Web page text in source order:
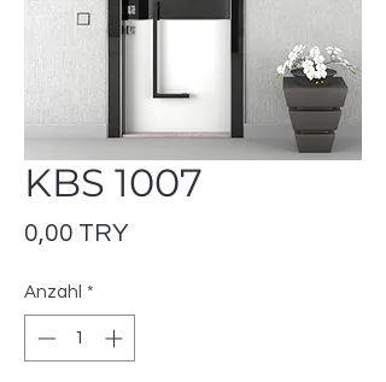
KBS 1007
0,00 TRYPreis
Anzahl *